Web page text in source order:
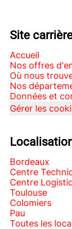
Site
Accueil
Nos offres
Où nous
Nos
Données et
Gérer les
Bordeaux
Centre
Centre
Toulouse
Colomiers
Pau
Toutes les